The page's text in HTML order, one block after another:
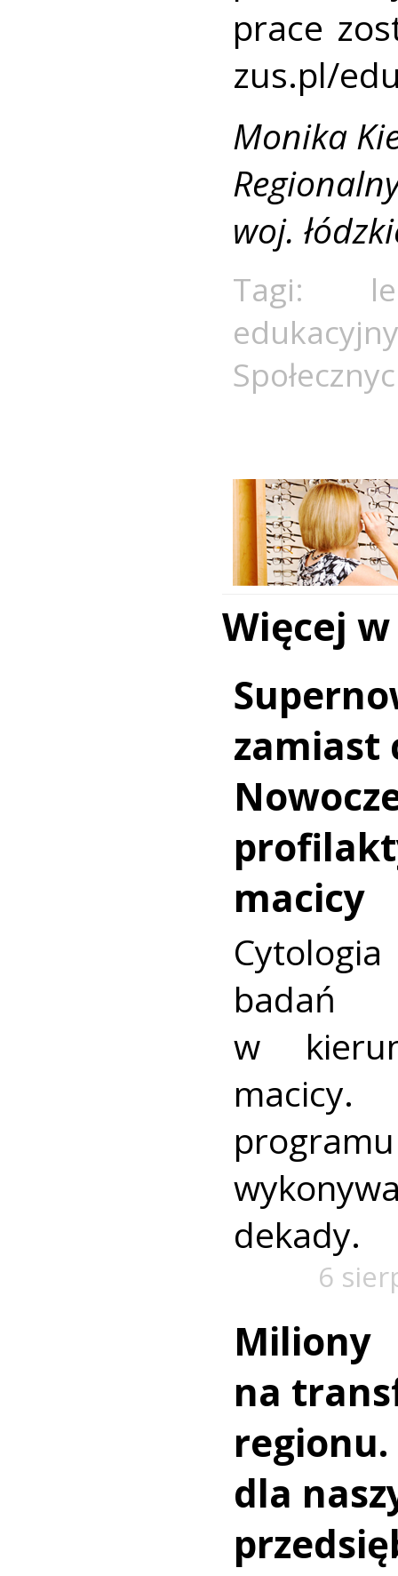
prace
zus.pl/
Monika
woj.
Tagi:
edukacyjny
Więcej
zamiast
macicy
badań
w
dekady.
6
Miliony
na
regionu.
dla